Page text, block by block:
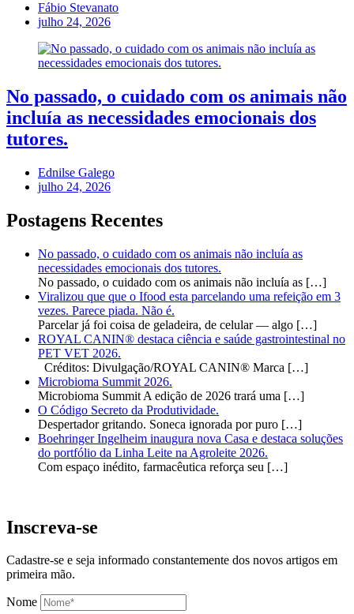
Fábio Stevanato
julho 24, 2026
No passado, o cuidado com os animais não
incluía as necessidades emocionais dos
tutores.
Ednilse Galego
julho 24, 2026
Postagens Recentes
No passado, o cuidado com os animais não incluía as
necessidades emocionais dos tutores.
No passado, o cuidado com os animais não incluía as […]
Viralizou que que o Ifood esta parcelando uma refeição em 3
vezes. Parece piada. Não é.
Parcelar já foi coisa de geladeira, de celular — algo […]
ROYAL CANIN® destaca ciência e saúde gastrointestinal no
PET VET 2026.
Créditos: Divulgação/ROYAL CANIN® Marca […]
Microbioma Summit 2026.
Microbioma Summit A edição de 2026 trará uma […]
O Código Secreto da Produtividade.
Despertador gritando. Soneca ignorada por puro […]
Boehringer Ingelheim inaugura nova Casa e destaca soluções
do portfólio da Linha Leite na Agroleite 2026.
Com espaço inédito, farmacêutica reforça seu […]
Inscreva-se
Cadastre-se e seja informado constantemente dos novos artigos em
primeira mão.
Nome